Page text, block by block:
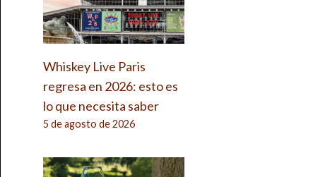
Whiskey Live Paris
regresa en 2026: esto es
lo que necesita saber
5 de agosto de 2026